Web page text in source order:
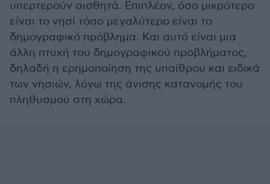
υπερτερούν αισθητά. Επιπλέον, όσο μικρότερο
είναι το νησί τόσο μεγαλύτερο είναι το
δημογραφικό πρόβλημα. Και αυτό είναι μια
άλλη πτυχή του δημογραφικού προβλήματος,
δηλαδή η ερημοποίηση της υπαίθρου και ειδικά
των νησιών, λόγω της άνισης κατανομής του
πληθυσμού στη χώρα.